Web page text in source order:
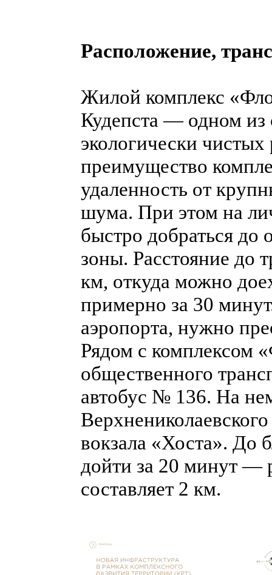
Расположение,
Жилой комплекс
Кудепста — одном из
экологически
преимущество
удаленность от
шума. При этом на
быстро добраться до
зоны. Расстояние до
км, откуда можно
примерно за 30
аэропорта, нужно
Рядом с комплексом
общественного
автобус № 136. На
вокзала «Хоста».
дойти за 20 минут —
составляет 2 км.